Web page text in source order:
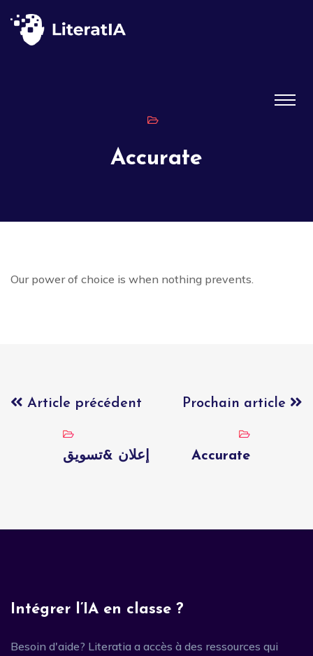
Accurate
Our power of choice is when nothing prevents.
Article précédent
إعلان &تسويق
Prochain article
Accurate
Intégrer l’IA en classe ?
Besoin d'aide? Literatia a accès à des ressources qui